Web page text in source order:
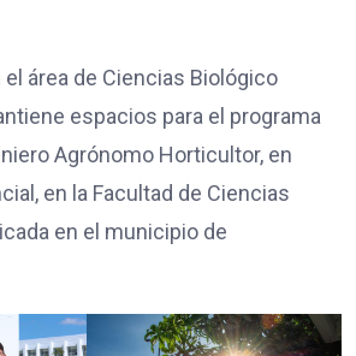
el área de Ciencias Biológico
espacios para el programa
Agrónomo Horticultor, en
en la Facultad de Ciencias
en el municipio de